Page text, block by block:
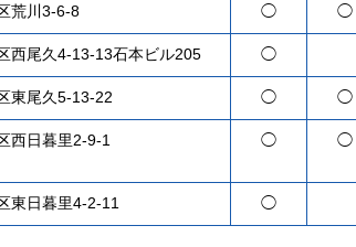
荒川3-6-8 ◯ ◯
西尾久4-13-13石本ビル205 ◯
東尾久5-13-22 ◯ ◯
西日暮里2-9-1 ◯ ◯
東日暮里4-2-11 ◯